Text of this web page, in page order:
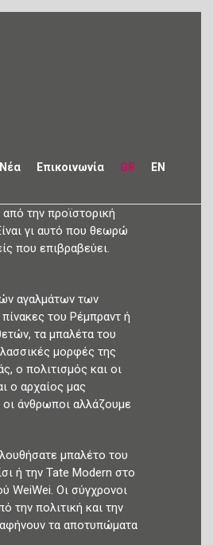
Επικοινωνία GR EN
την προϊστορική
γι αυτό που θεωρώ
που επιβραβεύει.
αγαλμάτων των
του Ρέμπραντ ή
τα μπαλέτα του
μορφές της
ο πολιτισμός και οι
ο αρχαίος μας
οι άνθρωποι αλλάζουμε
μπαλέτο του
ή την Tate Modern στο
WeiWei. Οι σύγχρονοι
την πολιτική και την
τα αποτυπώματα